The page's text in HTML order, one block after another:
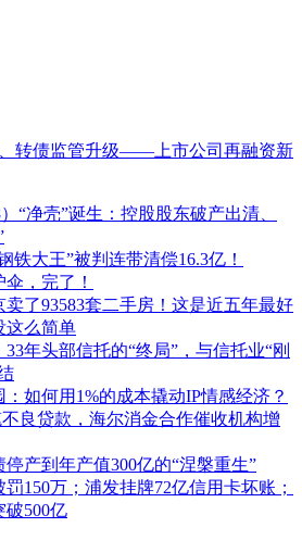
转债监管升级——上市公司再融资新
“净壳”诞生：控股股东破产出清、
铁大王”被判连带清偿16.3亿！
，完了！
卖了93583套二手房！这是近五年最好
这么简单
年头部信托的“终局”，与信托业“刚
如何用1%的成本撬动IP情感经济？
良贷款，海尔消金合作催收机构增
产到年产值300亿的“涅槃重生”
150万；浦发挂牌72亿信用卡坏账；
破500亿